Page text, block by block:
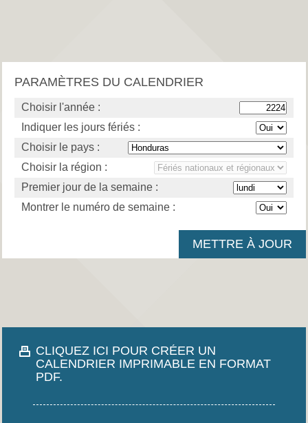
PARAMÈTRES DU CALENDRIER
Choisir l'année :
Indiquer les jours fériés :
Choisir le pays :
Choisir la région :
Premier jour de la semaine :
Montrer le numéro de semaine :
CLIQUEZ ICI POUR CRÉER UN
CALENDRIER IMPRIMABLE EN FORMAT
PDF.